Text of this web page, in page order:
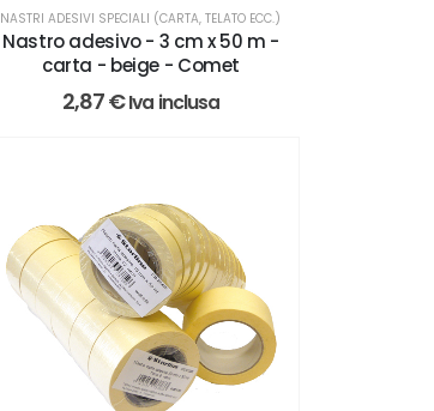
NASTRI ADESIVI SPECIALI (CARTA, TELATO ECC.)
Nastro adesivo - 3 cm x 50 m -
carta - beige - Comet
2,87€Iva inclusa